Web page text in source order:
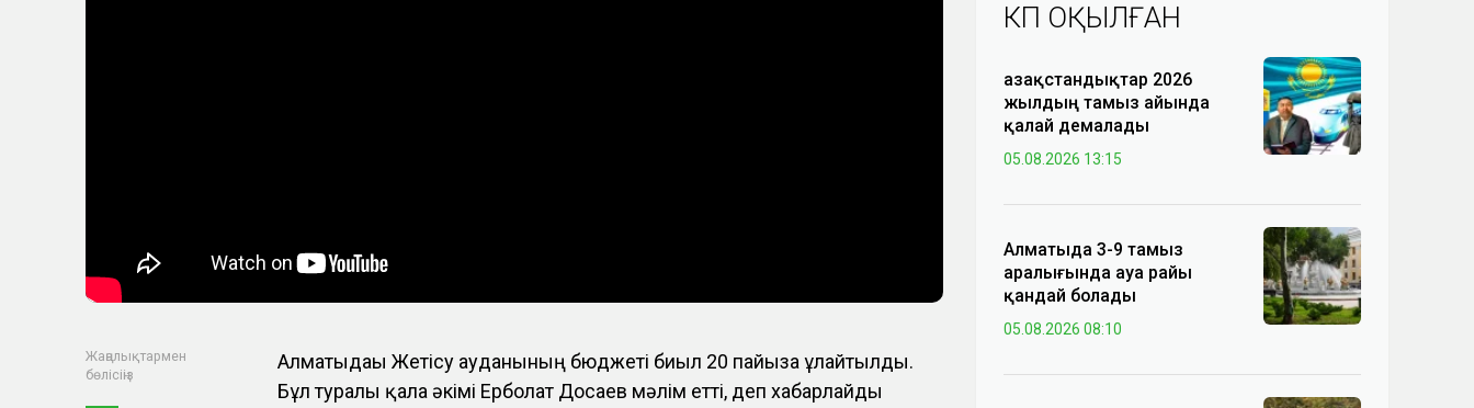
Жаңалықтармен
бөлісіңіз
Алматыдағы Жетісу ауданының бюджеті биыл 20 пайызға ұлғайтылды.
Бұл туралы қала әкімі Ерболат Досаев мәлім етті, деп хабарлайды
КӨП ОҚЫЛҒАН
Қазақстандықтар 2026
жылдың тамыз айында
қалай демалады
05.08.2026 13:15
Алматыда 3-9 тамыз
аралығында ауа райы
қандай болады
05.08.2026 08:10